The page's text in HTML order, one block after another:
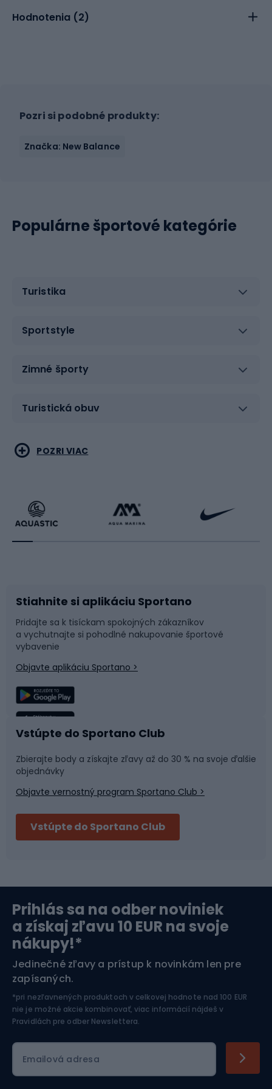
Hodnotenia (2)
Pozri si podobné produkty:
Značka: New Balance
Populárne športové kategórie
Turistika
Sportstyle
Zimné športy
Turistická obuv
Vodné športy
Beh
Príslušenstvo k bicyklom
Časti bicyklov
Rybolov
Športová medicína
Bushcraft
Bikepacking
Orientačný beh
Bojové umenia
Raketové športy
Sane a kĺzačky
Snowboard
Plávanie
Tímové športy
Fitness a posilňovňa
Cyklistické prilby
Lyžovanie
Športová elektronika
Jazdectvo
POZRI VIAC
Stiahnite si aplikáciu Sportano
Pridajte sa k tisíckam spokojných zákazníkov
a vychutnajte si pohodlné nakupovanie športové
vybavenie
Objavte aplikáciu Sportano >
Vstúpte do Sportano Club
Zbierajte body a získajte zľavy až do 30 % na svoje ďalšie
objednávky
Objavte vernostný program Sportano Club >
Vstúpte do Sportano Club
Prihlás sa na odber noviniek
a získaj zľavu 10 EUR na svoje
nákupy!*
Jedinečné zľavy a prístup k novinkám len pre
zapísaných.
*pri nezľavnených produktoch v celkovej hodnote nad 100 EUR
nie je možné akcie kombinovať, viac informácií nájdeš v
Pravidlách pre odber Newslettera.
Emailová adresa